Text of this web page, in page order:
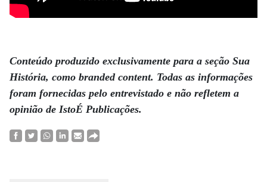
Conteúdo produzido exclusivamente para a seção Sua
História, como branded content. Todas as informações
foram fornecidas pelo entrevistado e não refletem a
opinião de IstoÉ Publicações.